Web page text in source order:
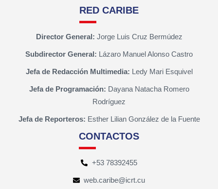
RED CARIBE
Director General: Jorge Luis Cruz Bermúdez
Subdirector General: Lázaro Manuel Alonso Castro
Jefa de Redacción Multimedia: Ledy Mari Esquivel
Jefa de Programación: Dayana Natacha Romero
Rodríguez
Jefa de Reporteros: Esther Lilian González de la Fuente
CONTACTOS
+53 78392455
web.caribe@icrt.cu